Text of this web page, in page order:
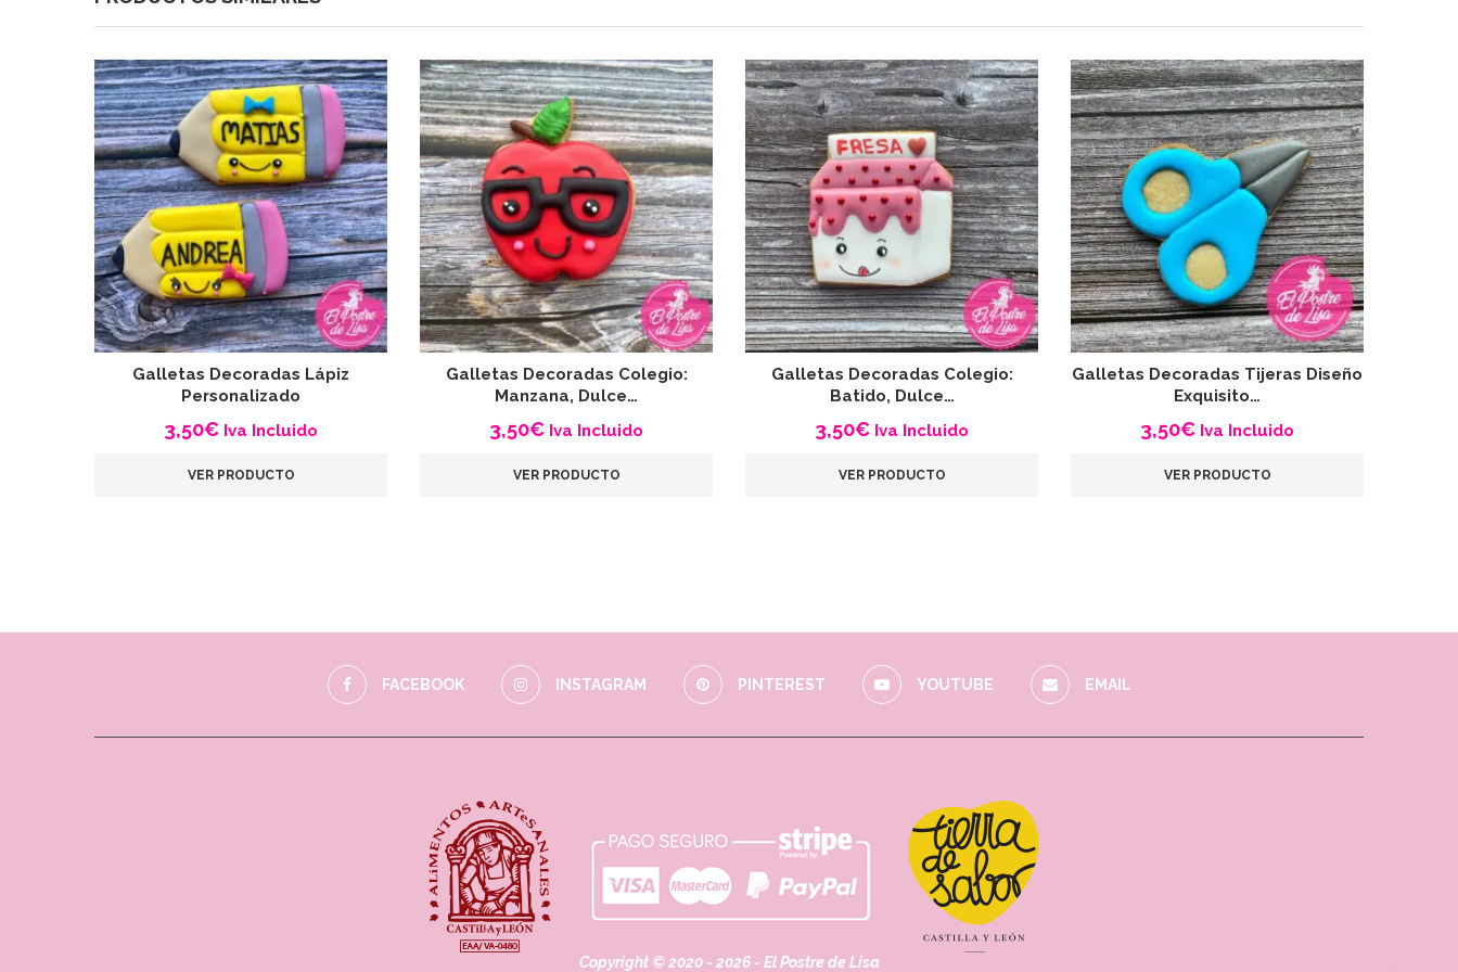
Galletas Decoradas Lápiz
Personalizado
3,50€ Iva Incluido
VER PRODUCTO
Galletas Decoradas Colegio:
Manzana, Dulce…
3,50€ Iva Incluido
VER PRODUCTO
Galletas Decoradas Colegio:
Batido, Dulce…
3,50€ Iva Incluido
VER PRODUCTO
Galletas Decoradas Tijeras Diseño
Exquisito…
3,50€ Iva Incluido
VER PRODUCTO
FACEBOOK INSTAGRAM PINTEREST YOUTUBE EMAIL
Copyright © 2020 - 2026 - El Postre de Lisa